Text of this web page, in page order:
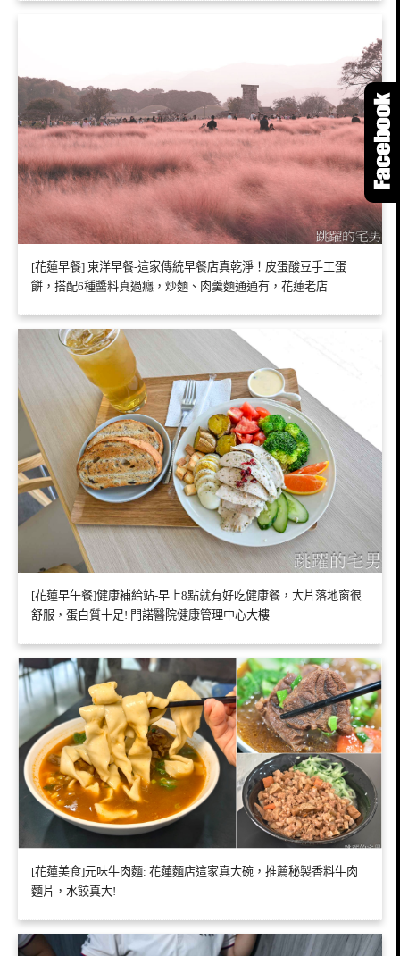
[花蓮早餐] 東洋早餐-這家傳統早餐店真乾淨！皮蛋酸豆手工蛋
餅，搭配6種醬料真過癮，炒麵、肉羹麵通通有，花蓮老店
[花蓮早午餐]健康補給站-早上8點就有好吃健康餐，大片落地窗很
舒服，蛋白質十足! 門諾醫院健康管理中心大樓
[花蓮美食]元味牛肉麵: 花蓮麵店這家真大碗，推薦秘製香料牛肉
麵片，水餃真大!